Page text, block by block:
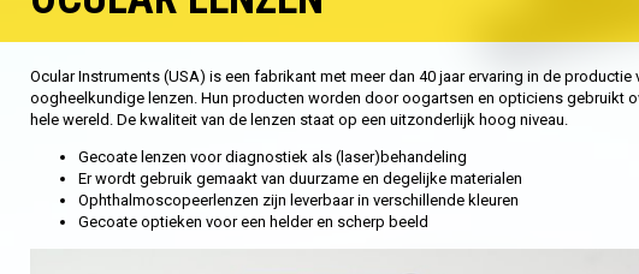
Ocular Instruments (USA) is een fabrikant met meer dan 40 jaar ervaring in de productie
oogheelkundige lenzen. Hun producten worden door oogartsen en opticiens gebruikt
hele wereld. De kwaliteit van de lenzen staat op een uitzonderlijk hoog niveau.
Gecoate lenzen voor diagnostiek als (laser)behandeling
Er wordt gebruik gemaakt van duurzame en degelijke materialen
Ophthalmoscopeerlenzen zijn leverbaar in verschillende kleuren
Gecoate optieken voor een helder en scherp beeld